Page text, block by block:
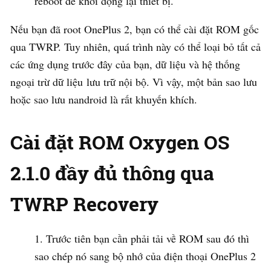
Nếu bạn đã root OnePlus 2, bạn có thể cài đặt ROM gốc
qua TWRP. Tuy nhiên, quá trình này có thể loại bỏ tất cả
các ứng dụng trước đây của bạn, dữ liệu và hệ thống
ngoại trừ dữ liệu lưu trữ nội bộ. Vì vậy, một bản sao lưu
hoặc sao lưu nandroid là rất khuyến khích.
Cài đặt ROM Oxygen OS
2.1.0 đầy đủ thông qua
TWRP Recovery
Trước tiên bạn cần phải tải về ROM sau đó thì
sao chép nó sang bộ nhớ của điện thoại OnePlus 2